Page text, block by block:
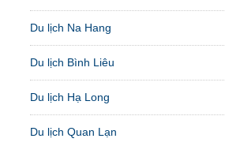
Du lịch Na Hang
Du lịch Bình Liêu
Du lịch Hạ Long
Du lịch Quan Lạn